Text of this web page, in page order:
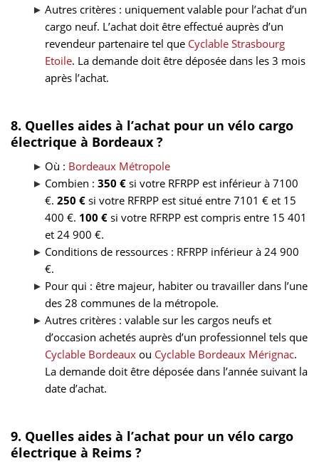
Autres critères : uniquement valable pour l’achat d’un
cargo neuf. L’achat doit être effectué auprès d’un
revendeur partenaire tel que Cyclable Strasbourg
Etoile. La demande doit être déposée dans les 3 mois
après l’achat.
8. Quelles aides à l’achat pour un vélo cargo
électrique à Bordeaux ?
Où : Bordeaux Métropole
Combien : 350 € si votre RFRPP est inférieur à 7100
€. 250 € si votre RFRPP est situé entre 7101 € et 15
400 €. 100 € si votre RFRPP est compris entre 15 401
et 24 900 €.
Conditions de ressources : RFRPP inférieur à 24 900
€.
Pour qui : être majeur, habiter ou travailler dans l’une
des 28 communes de la métropole.
Autres critères : valable sur les cargos neufs et
d’occasion achetés auprès d’un professionnel tels que
Cyclable Bordeaux ou Cyclable Bordeaux Mérignac.
La demande doit être déposée dans l’année suivant la
date d’achat.
9. Quelles aides à l’achat pour un vélo cargo
électrique à Reims ?